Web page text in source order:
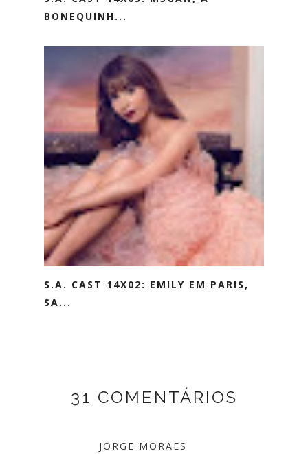
BONEQUINH...
S.A. CAST 14X02: EMILY EM PARIS,
SA...
31 COMENTÁRIOS
JORGE MORAES